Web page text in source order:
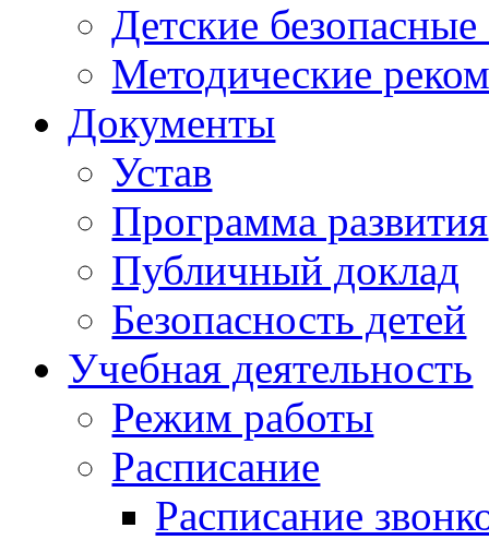
Детские
Методические
Документы
Устав
Программа развития
Публичный доклад
Безопасность детей
Учебная деятельность
Режим работы
Расписание
Расписание